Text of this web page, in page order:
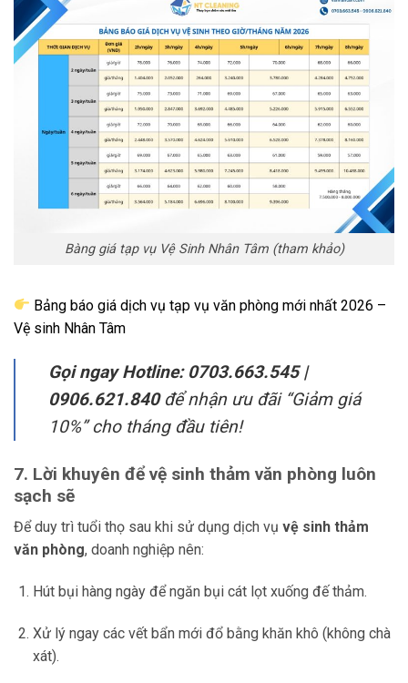
Bàng giá tạp vụ Vệ Sinh Nhân Tâm (tham khảo)
Bảng báo giá dịch vụ tạp vụ văn phòng mới nhất 2026 –
Vệ sinh Nhân Tâm
Gọi ngay Hotline: 0703.663.545 |
0906.621.840để nhận ưu đãi “Giảm giá
10%” cho tháng đầu tiên!
7. Lời khuyên để vệ sinh thảm văn phòng luôn
sạch sẽ
Để duy trì tuổi thọ sau khi sử dụng dịch vụ vệ sinh thảm
văn phòng, doanh nghiệp nên:
Hút bụi hàng ngày để ngăn bụi cát lọt xuống đế thảm.
Xử lý ngay các vết bẩn mới đổ bằng khăn khô (không chà
xát).